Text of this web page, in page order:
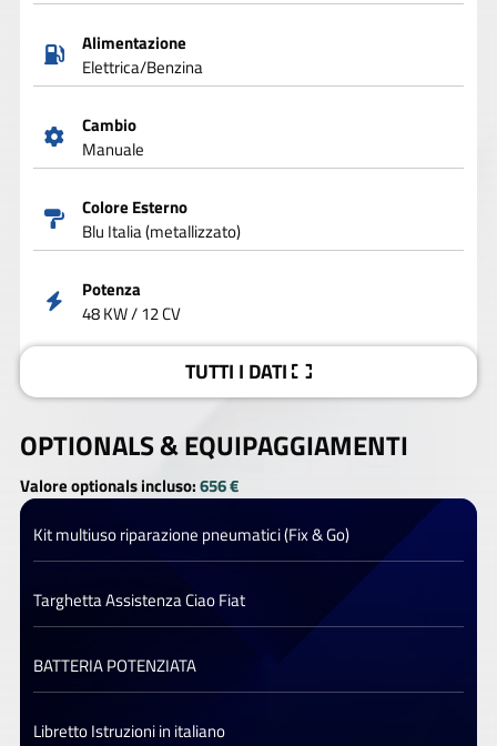
Alimentazione
Elettrica/Benzina
Cambio
Manuale
Colore Esterno
Blu Italia (metallizzato)
Potenza
48 KW / 12 CV
TUTTI I DATI
OPTIONALS &EQUIPAGGIAMENTI
Valore optionals incluso:656 €
Kit multiuso riparazione pneumatici (Fix & Go)
Targhetta Assistenza Ciao Fiat
BATTERIA POTENZIATA
Libretto Istruzioni in italiano